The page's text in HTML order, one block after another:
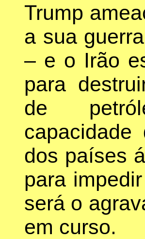
Trump
a sua
– e o Irão
para
de
capacidade
dos países
para
será o
em curso.